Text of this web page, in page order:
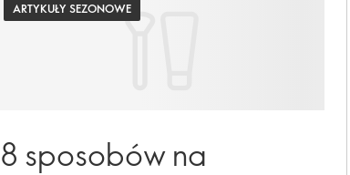
ARTYKUŁY SEZONOWE
8 sposobów na